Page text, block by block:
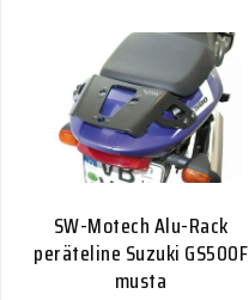
SW-Motech Alu-Rack
peräteline Suzuki GS500F
musta